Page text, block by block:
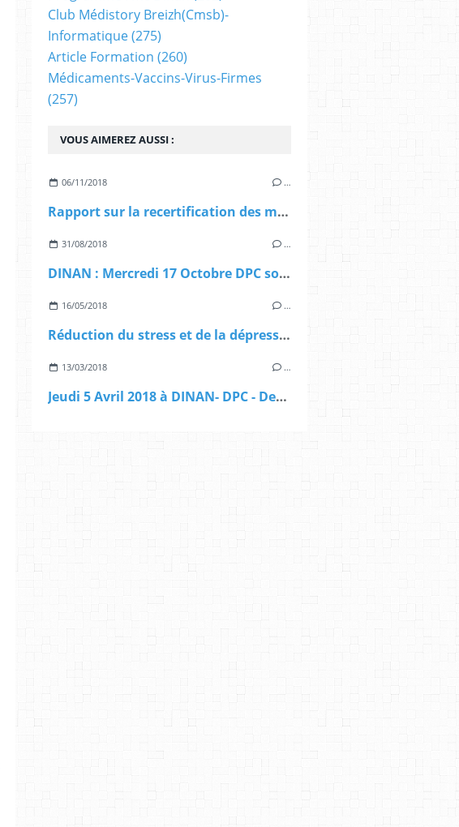
Accueil - OGDPC - Organisme Gestionnaire du
VOUS AIMEREZ AUSSI :
06/11/2018 …
Rapport sur la recertification des médecins
31/08/2018 …
DINAN : Mercredi 17 Octobre DPC soirée : Dysménorrhées, quand penser à l’endométriose ?
16/05/2018 …
Réduction du stress et de la dépression par la Mindfulness Niveau 1 : 15 et 16 JUIN 2018 à PLOERMEL
13/03/2018 …
Jeudi 5 Avril 2018 à DINAN- DPC - Dermatoses fréquentes ou problématiques
Club Médistory Breizh(cmsb)-
Informatique(275)
Article Formation (260)
Médicaments-Vaccins-Virus-Firmes
(257)